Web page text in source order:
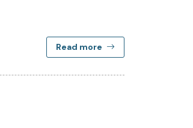
Read more